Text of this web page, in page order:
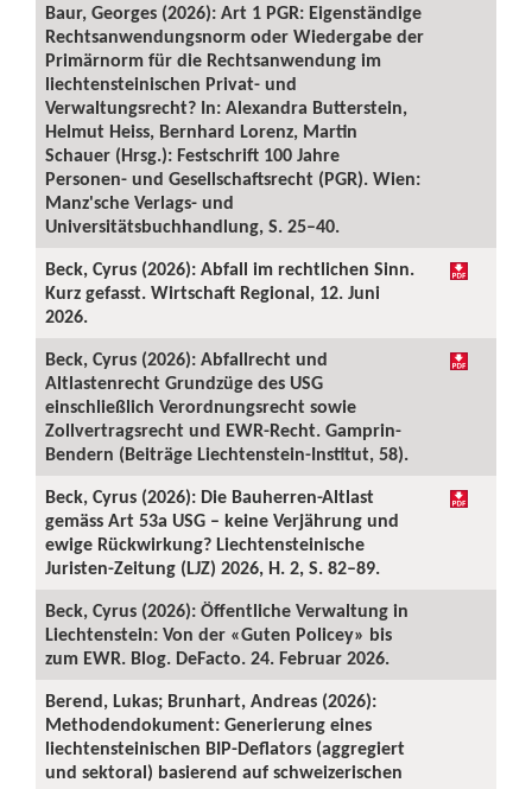
Baur, Georges (2026): Art 1 PGR: Eigenständige
Rechtsanwendungsnorm oder Wiedergabe der
Primärnorm für die Rechtsanwendung im
liechtensteinischen Privat- und
Verwaltungsrecht? In: Alexandra Butterstein,
Helmut Heiss, Bernhard Lorenz, Martin
Schauer (Hrsg.): Festschrift 100 Jahre
Personen- und Gesellschaftsrecht (PGR). Wien:
Manz'sche Verlags- und
Universitätsbuchhandlung, S. 25–40.
Beck, Cyrus (2026): Abfall im rechtlichen Sinn.
Kurz gefasst. Wirtschaft Regional, 12. Juni
2026.
Beck, Cyrus (2026): Abfallrecht und
Altlastenrecht Grundzüge des USG
einschließlich Verordnungsrecht sowie
Zollvertragsrecht und EWR-Recht. Gamprin-
Bendern (Beiträge Liechtenstein-Institut, 58).
Beck, Cyrus (2026): Die Bauherren-Altlast
gemäss Art 53a USG – keine Verjährung und
ewige Rückwirkung? Liechtensteinische
Juristen-Zeitung (LJZ) 2026, H. 2, S. 82–89.
Beck, Cyrus (2026): Öffentliche Verwaltung in
Liechtenstein: Von der «Guten Policey» bis
zum EWR. Blog. DeFacto. 24. Februar 2026.
Berend, Lukas; Brunhart, Andreas (2026):
Methodendokument: Generierung eines
liechtensteinischen BIP-Deflators (aggregiert
und sektoral) basierend auf schweizerischen